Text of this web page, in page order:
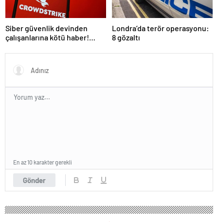
Siber güvenlik devinden
çalışanlarına kötü haber!
Londra’da terör operasyonu:
8 gözaltı
Gönder
En az 10 karakter gerekli